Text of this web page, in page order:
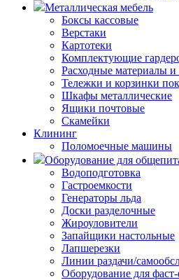
Металлическая мебель
Боксы кассовые
Верстаки
Картотеки
Комплектующие
Расходные материалы
Тележки и корзинки
Шкафы металлические
Ящики почтовые
Скамейки
Клининг
Поломоечные машины
Оборудование для
Водоподготовка
Гастроемкости
Генераторы льда
Доски разделочные
Жироуловители
Запайщики настольные
Лапшерезки
Линии раздачи/
Оборудование для